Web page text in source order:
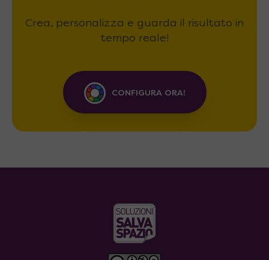
Crea, personalizza e guarda il risultato in
tempo reale!
CONFIGURA ORA!